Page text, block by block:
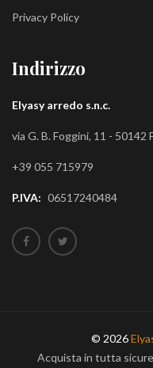
Privacy Policy
Indirizzo
Elyasy arredo s.n.c.
via G. B. Foggini, 11 - 50142
+39 055 715979
P.IVA: 06517240484
© 2026
Acquista in tutta